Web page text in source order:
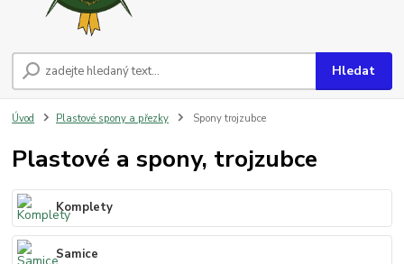
Hledat
Úvod Plastové spony a přezky Spony trojzubce
Plastové a spony, trojzubce
Komplety
Samice